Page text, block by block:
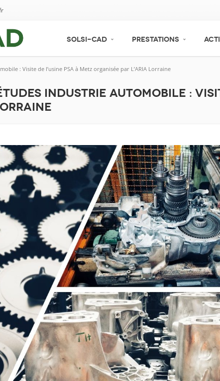
SOLSI-CAD PRESTATIONS
: Visite de l’usine PSA à Metz organisée par L’ARIA Lorraine
industrie automobile :